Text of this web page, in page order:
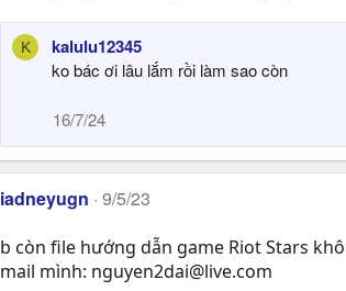
K kalulu12345
ko bác ơi lâu lắm rồi làm sao còn
16/7/24
iadneyugn 9/5/23
b còn file hướng dẫn game Riot Stars
mail mình: nguyen2dai@live.com